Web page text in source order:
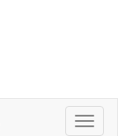
Меню